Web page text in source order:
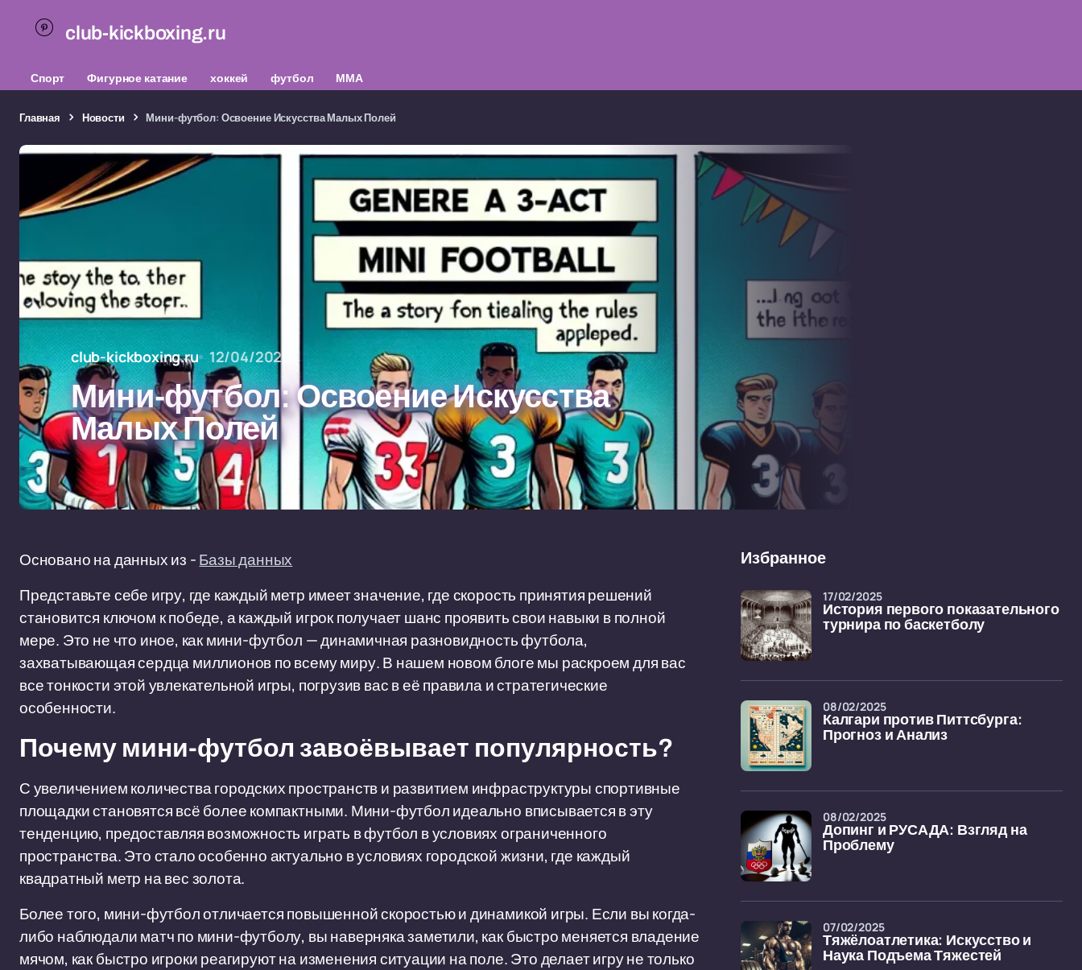
club-kickboxing.ru
Спорт Фигурное катание хоккей футбол ММА
Главная Новости Мини-футбол: Освоение Искусства Малых Полей
club-kickboxing.ru 12/04/2025
Мини-футбол: Освоение Искусства
Малых Полей
Основано на данных из -Базы данных
Представьте себе игру, где каждый метр имеет значение, где скорость принятия решений
становится ключом к победе, а каждый игрок получает шанс проявить свои навыки в полной
мере. Это не что иное, как мини-футбол — динамичная разновидность футбола,
захватывающая сердца миллионов по всему миру. В нашем новом блоге мы раскроем для вас
все тонкости этой увлекательной игры, погрузив вас в её правила и стратегические
особенности.
Почему мини-футбол завоёвывает популярность?
С увеличением количества городских пространств и развитием инфраструктуры спортивные
площадки становятся всё более компактными. Мини-футбол идеально вписывается в эту
тенденцию, предоставляя возможность играть в футбол в условиях ограниченного
пространства. Это стало особенно актуально в условиях городской жизни, где каждый
квадратный метр на вес золота.
Более того, мини-футбол отличается повышенной скоростью и динамикой игры. Если вы когда-
либо наблюдали матч по мини-футболу, вы наверняка заметили, как быстро меняется владение
мячом, как быстро игроки реагируют на изменения ситуации на поле. Это делает игру не только
Избранное
История первого показательного
турнира по баскетболу
17/02/2025
Калгари против Питтсбурга:
Прогноз и Анализ
08/02/2025
Допинг и РУСАДА: Взгляд на
Проблему
08/02/2025
Тяжёлоатлетика: Искусство и
Наука Подъема Тяжестей
07/02/2025